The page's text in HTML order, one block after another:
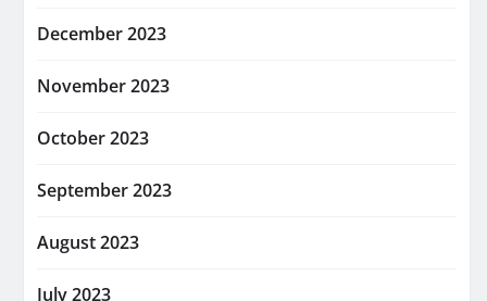
December 2023
November 2023
October 2023
September 2023
August 2023
July 2023